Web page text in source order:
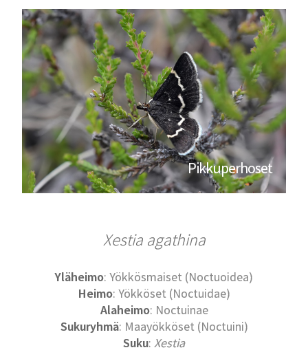
Pikkuperhoset
Xestia agathina
Yläheimo: Yökkösmaiset (Noctuoidea)
Heimo: Yökköset (Noctuidae)
Alaheimo: Noctuinae
Sukuryhmä: Maayökköset (Noctuini)
Suku: Xestia